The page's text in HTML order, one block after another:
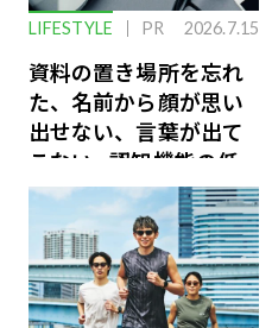
LIFESTYLE PR 2026.7.15
資料の置き場所を忘れ
た、名前から顔が思い
出せない、言葉が出て
こない…認知機能の低
下を救う、脳のインナ
ーケアとは